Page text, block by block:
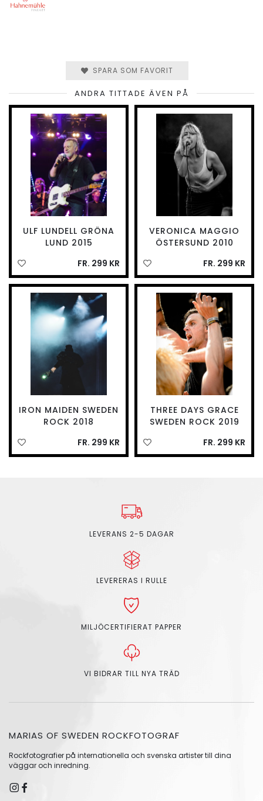
SPARA SOM FAVORIT
ANDRA TITTADE ÄVEN PÅ
ULF LUNDELL GRÖNA
LUND 2015
FR. 299 KR
VERONICA MAGGIO
ÖSTERSUND 2010
FR. 299 KR
IRON MAIDEN SWEDEN
ROCK 2018
FR. 299 KR
THREE DAYS GRACE
SWEDEN ROCK 2019
FR. 299 KR
LEVERANS 2-5 DAGAR
LEVERERAS I RULLE
MILJÖCERTIFIERAT PAPPER
VI BIDRAR TILL NYA TRÄD
MARIAS OF SWEDEN ROCKFOTOGRAF
Rockfotografier på internationella och svenska artister till dina
väggar och inredning.